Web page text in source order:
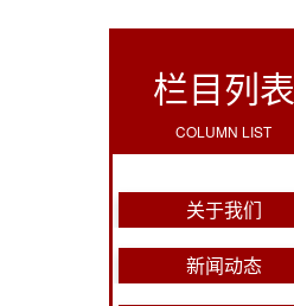
栏目列表
COLUMN LIST
关于我们
新闻动态